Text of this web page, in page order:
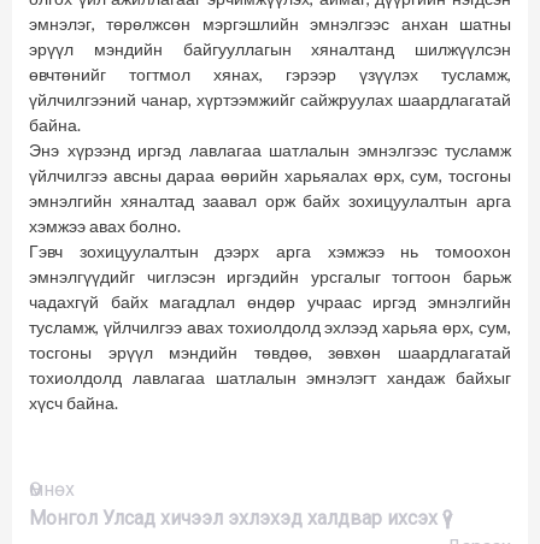
эмнэлэг, төрөлжсөн мэргэшлийн эмнэлгээс анхан шатны
эрүүл мэндийн байгууллагын хяналтанд шилжүүлсэн
өвчтөнийг тогтмол хянах, гэрээр үзүүлэх тусламж,
үйлчилгээний чанар, хүртээмжийг сайжруулах шаардлагатай
байна.
Энэ хүрээнд иргэд лавлагаа шатлалын эмнэлгээс тусламж
үйлчилгээ авсны дараа өөрийн харьяалах өрх, сум, тосгоны
эмнэлгийн хяналтад заавал орж байх зохицуулалтын арга
хэмжээ авах болно.
Гэвч зохицуулалтын дээрх арга хэмжээ нь томоохон
эмнэлгүүдийг чиглэсэн иргэдийн урсгалыг тогтоон барьж
чадахгүй байх магадлал өндөр учраас иргэд эмнэлгийн
тусламж, үйлчилгээ авах тохиолдолд эхлээд харьяа өрх, сум,
тосгоны эрүүл мэндийн төвдөө, зөвхөн шаардлагатай
тохиолдолд лавлагаа шатлалын эмнэлэгт хандаж байхыг
хүсч байна.
Үргэлжлүүлэх
Өмнөх
Монгол Улсад хичээл эхлэхэд халдвар ихсэх үү?